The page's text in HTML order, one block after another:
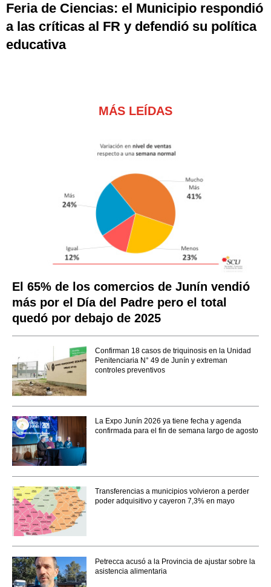
Feria de Ciencias: el Municipio respondió
a las críticas al FR y defendió su política
educativa
MÁS LEÍDAS
El 65% de los comercios de Junín vendió
más por el Día del Padre pero el total
quedó por debajo de 2025
Confirman 18 casos de triquinosis en la Unidad
Penitenciaria N° 49 de Junín y extreman
controles preventivos
La Expo Junín 2026 ya tiene fecha y agenda
confirmada para el fin de semana largo de agosto
Transferencias a municipios volvieron a perder
poder adquisitivo y cayeron 7,3% en mayo
Petrecca acusó a la Provincia de ajustar sobre la
asistencia alimentaria